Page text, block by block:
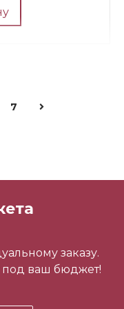
7
заказу.
под ваш бюджет!